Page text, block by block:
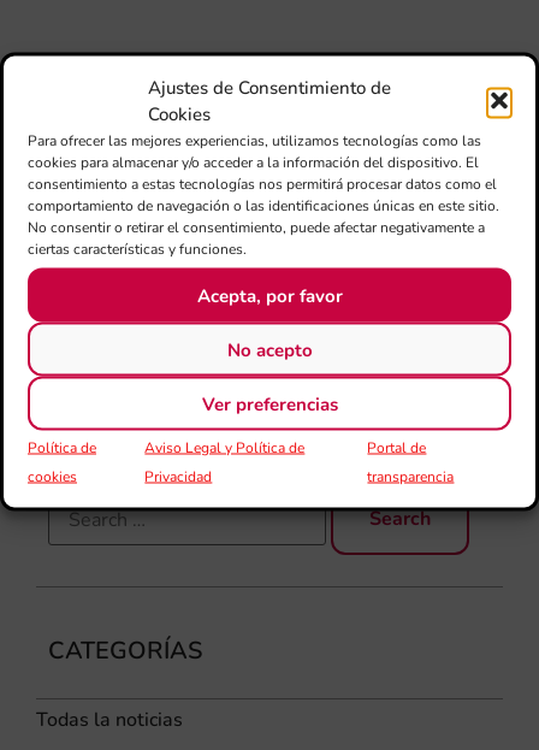
Ajustes de Consentimiento de
Cookies
Para ofrecer las mejores experiencias, utilizamos tecnologías como las
cookies para almacenar y/o acceder a la información del dispositivo. El
consentimiento a estas tecnologías nos permitirá procesar datos como el
comportamiento de navegación o las identificaciones únicas en este sitio.
No consentir o retirar el consentimiento, puede afectar negativamente a
ciertas características y funciones.
Acepta, por favor
No acepto
Ver preferencias
Política de
cookies
Aviso Legal y Política de
Privacidad
Portal de
transparencia
CATEGORÍAS
Todas la noticias